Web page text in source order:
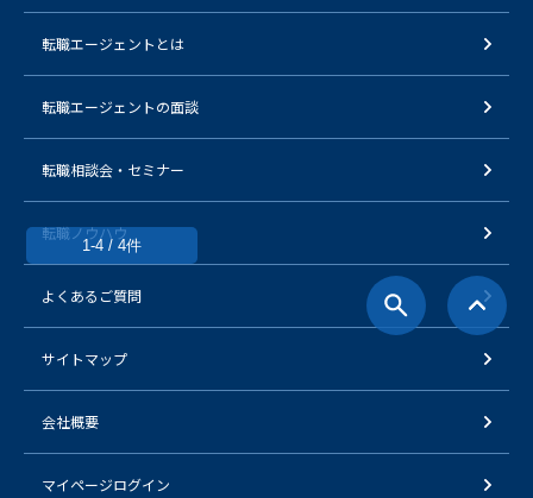
1-4 / 4件
転職エージェントとは
転職エージェントの面談
転職相談会・セミナー
転職ノウハウ
よくあるご質問
サイトマップ
会社概要
マイページログイン